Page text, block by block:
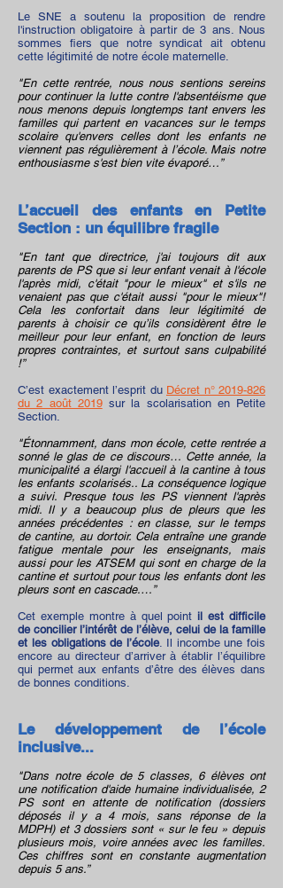
Le SNE a soutenu la proposition de rendre
l'instruction obligatoire à partir de 3 ans. Nous
sommes fiers que notre syndicat ait obtenu
cette légitimité de notre école maternelle.
"En cette rentrée, nous nous sentions sereins
pour continuer la lutte contre l'absentéisme que
nous menons depuis longtemps tant envers les
familles qui partent en vacances sur le temps
scolaire qu'envers celles dont les enfants ne
viennent pas régulièrement à l’école. Mais notre
enthousiasme s'est bien vite évaporé…”
L’accueil des enfants en Petite
Section : un équilibre fragile
"En tant que directrice, j'ai toujours dit aux
parents de PS que si leur enfant venait à l'école
l'après midi, c'était "pour le mieux" et s'ils ne
venaient pas que c'était aussi "pour le mieux"!
Cela les confortait dans leur légitimité de
parents à choisir ce qu’ils considèrent être le
meilleur pour leur enfant, en fonction de leurs
propres contraintes, et surtout sans culpabilité
!”
C’est exactement l’esprit du Décret n° 2019-826
du 2 août 2019sur la scolarisation en Petite
Section.
"Étonnamment, dans mon école, cette rentrée a
sonné le glas de ce discours… Cette année, la
municipalité a élargi l'accueil à la cantine à tous
les enfants scolarisés.. La conséquence logique
a suivi. Presque tous les PS viennent l'après
midi. Il y a beaucoup plus de pleurs que les
années précédentes : en classe, sur le temps
de cantine, au dortoir. Cela entraîne une grande
fatigue mentale pour les enseignants, mais
aussi pour les ATSEM qui sont en charge de la
cantine et surtout pour tous les enfants dont les
pleurs sont en cascade.…”
Cet exemple montre à quel point il est difficile
de concilier l’intérêt de l’élève, celui de la famille
et les obligations de l’école. Il incombe une fois
encore au directeur d’arriver à établir l’équilibre
qui permet aux enfants d’être des élèves dans
de bonnes conditions.
Le développement de l’école
inclusive...
"Dans notre école de 5 classes, 6 élèves ont
une notification d'aide humaine individualisée, 2
PS sont en attente de notification (dossiers
déposés il y a 4 mois, sans réponse de la
MDPH) et 3 dossiers sont « sur le feu » depuis
plusieurs mois, voire années avec les familles.
Ces chiffres sont en constante augmentation
depuis 5 ans.”